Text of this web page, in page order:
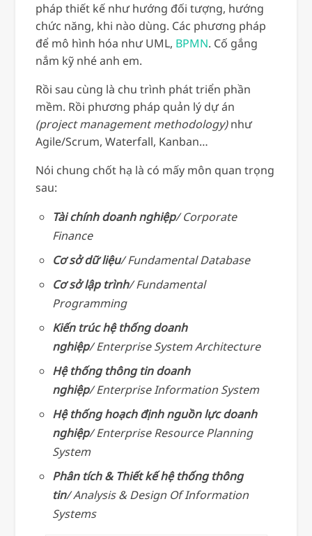
pháp thiết kế như hướng đối tượng, hướng
chức năng, khi nào dùng. Các phương pháp
để mô hình hóa như UML, BPMN. Cố gắng
nắm kỹ nhé anh em.
Rồi sau cùng là chu trình phát triển phần
mềm. Rồi phương pháp quản lý dự án
(project management methodology)như
Agile/Scrum, Waterfall, Kanban…
Nói chung chốt hạ là có mấy môn quan trọng
sau:
Tài chính doanh nghiệp/ Corporate
Finance
Cơ sở dữ liệu/ Fundamental Database
Cơ sở lập trình/ Fundamental
Programming
Kiến trúc hệ thống doanh
nghiệp/ Enterprise System Architecture
Hệ thống thông tin doanh
nghiệp/ Enterprise Information System
Hệ thống hoạch định nguồn lực doanh
nghiệp/ Enterprise Resource Planning
System
Phân tích & Thiết kế hệ thống thông
tin/ Analysis & Design Of Information
Systems